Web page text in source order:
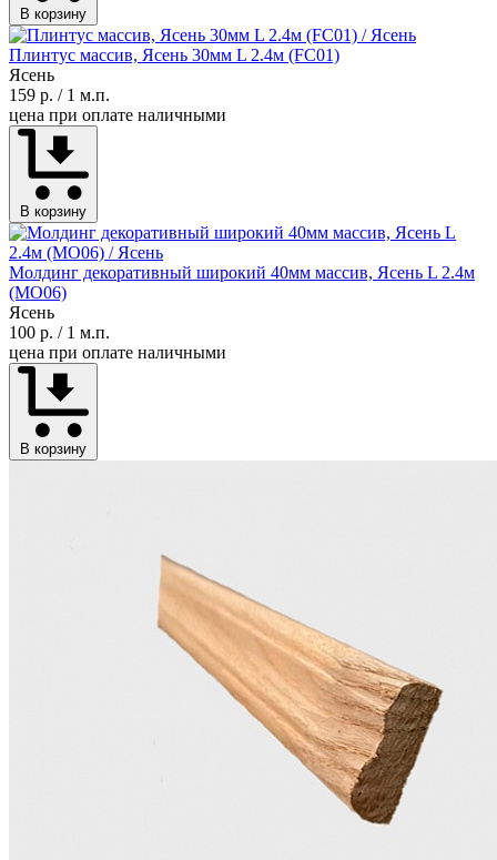
В корзину
Плинтус массив, Ясень 30мм L 2.4м (FC01)
Ясень
159 р. / 1 м.п.
цена при оплате наличными
В корзину
Молдинг декоративный широкий 40мм массив, Ясень L 2.4м
(MO06)
Ясень
100 р. / 1 м.п.
цена при оплате наличными
В корзину